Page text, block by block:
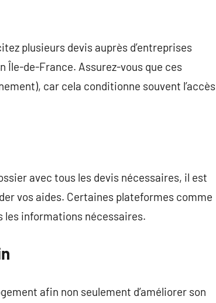
plusieurs devis auprès d’entreprises
Île-de-France. Assurez-vous que ces
car cela conditionne souvent l’accès
avec tous les devis nécessaires, il est
vos aides. Certaines plateformes comme
les informations nécessaires.
afin non seulement d’améliorer son